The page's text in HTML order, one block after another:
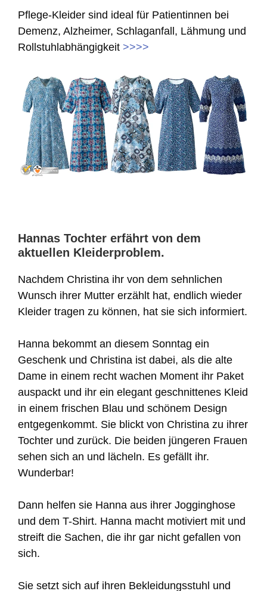
Pflege-Kleider sind ideal für Patientinnen bei
Demenz, Alzheimer, Schlaganfall, Lähmung und
Rollstuhlabhängigkeit >>>>
Hannas Tochter erfährt von dem
aktuellen Kleiderproblem.
Nachdem Christina ihr von dem sehnlichen
Wunsch ihrer Mutter erzählt hat, endlich wieder
Kleider tragen zu können, hat sie sich informiert.
Hanna bekommt an diesem Sonntag ein
Geschenk und Christina ist dabei, als die alte
Dame in einem recht wachen Moment ihr Paket
auspackt und ihr ein elegant geschnittenes Kleid
in einem frischen Blau und schönem Design
entgegenkommt. Sie blickt von Christina zu ihrer
Tochter und zurück. Die beiden jüngeren Frauen
sehen sich an und lächeln. Es gefällt ihr.
Wunderbar!
Dann helfen sie Hanna aus ihrer Jogginghose
und dem T-Shirt. Hanna macht motiviert mit und
streift die Sachen, die ihr gar nicht gefallen von
sich.
Sie setzt sich auf ihren Bekleidungsstuhl und